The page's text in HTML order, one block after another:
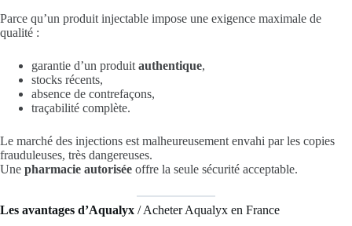
Parce qu’un produit injectable impose une exigence maximale de
qualité :
garantie d’un produit authentique,
stocks récents,
absence de contrefaçons,
traçabilité complète.
Le marché des injections est malheureusement envahi par les copies
frauduleuses, très dangereuses.
Une pharmacie autorisée offre la seule sécurité acceptable.
Les avantages d’Aqualyx / Acheter Aqualyx en France